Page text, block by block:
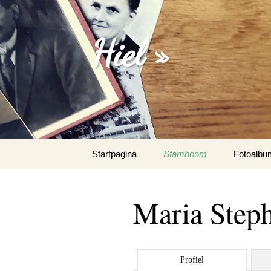
Hiel »
naar
Startpagina Stamboom
Maria
Profiel